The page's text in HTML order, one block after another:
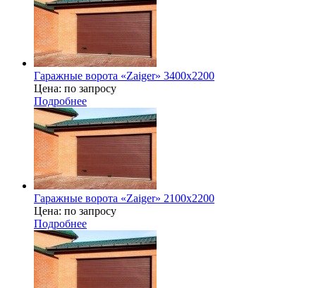
Гаражные ворота «Zaiger» 3400х2200
Цена: по запросу
Подробнее
Гаражные ворота «Zaiger» 2100х2200
Цена: по запросу
Подробнее